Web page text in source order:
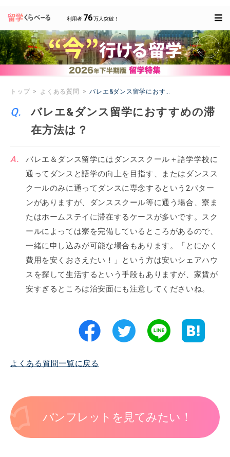
利用者 76万人突破！
トップ よくある質問 バレエ&ダンス留学におすすめの滞在方法は？
バレエ&ダンス留学におすすめの滞
在方法は？
バレエ＆ダンス留学にはダンススクール＋語学学校に
通ってダンスと語学の向上を目指す、またはダンスス
クールのみに通ってダンスに専念するという2パター
ンがありますが、ダンススクール等に通う場合、寮ま
たはホームステイに滞在するケースが多いです。スク
ールによっては寮を完備しているところがあるので、
一緒に申し込みが可能な場合もあります。「とにかく
費用を安くおさえたい！」という方は安いシェアハウ
スを探して生活するという手段もありますが、家賃が
安すぎるところは治安面にも注意してくださいね。
よくある質問一覧に戻る
パンフレットを見てみたい！